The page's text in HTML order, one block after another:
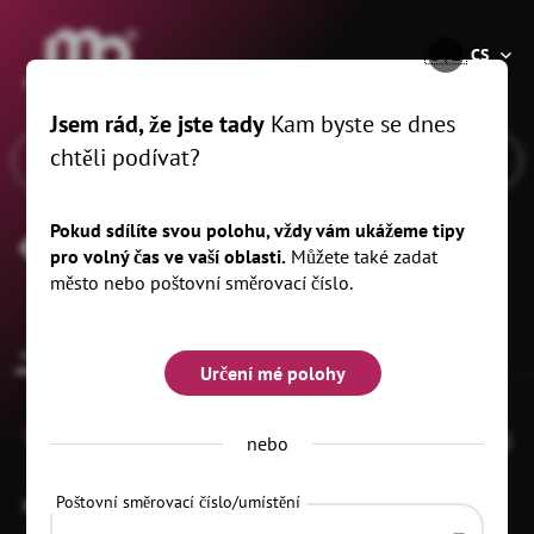
®
🇨🇿CS
Kunsthaus Bärenstein
common.overview
0
Kirchgasse 12 01773 Altenberg OT Bärenstein
Jsem rád, že jste tady Kam byste se dnes
chtěli podívat?
Pokud sdílíte svou polohu, vždy vám ukážeme tipy
pro volný čas ve vaší oblasti. Můžete také zadat
město nebo poštovní směrovací číslo.
Určení mé polohy
nebo
Poštovní směrovací číslo/umístění